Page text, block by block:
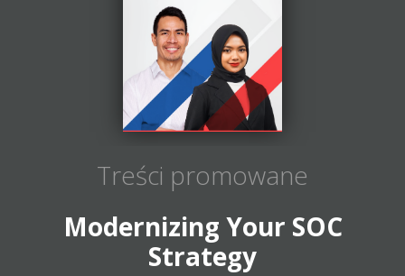
Treści promowane
Modernizing Your SOC
Strategy